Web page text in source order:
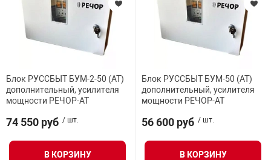
средства охраны
ключи
Блок РУССБЫТ БУМ-2-50 (АТ)
дополнительный, усилителя
мощности РЕЧОР-АТ
74 550 руб / шт.
В КОРЗИНУ
Блок РУССБЫТ БУМ-50 (АТ)
дополнительный, усилителя
мощности РЕЧОР-АТ
56 600 руб / шт.
В КОРЗИНУ